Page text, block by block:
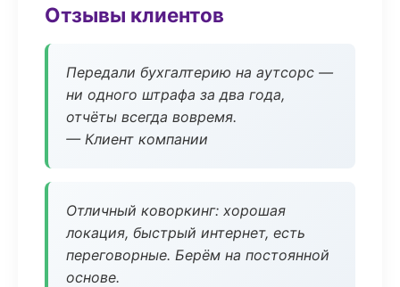
Отзывы клиентов
Передали бухгалтерию на аутсорс —
ни одного штрафа за два года,
отчёты всегда вовремя.
— Клиент компании
Отличный коворкинг: хорошая
локация, быстрый интернет, есть
переговорные. Берём на постоянной
основе.